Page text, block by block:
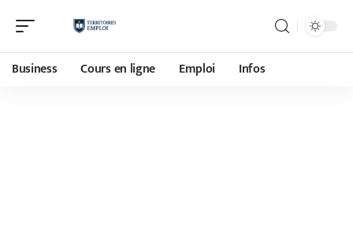
Business Cours en ligne Emploi Infos